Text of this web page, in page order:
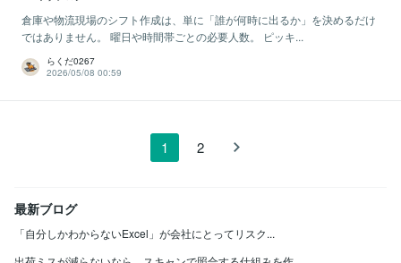
倉庫や物流現場のシフト作成は、単に「誰が何時に出るか」を決めるだけ
ではありません。 曜日や時間帯ごとの必要人数。 ピッキ...
らくだ0267
2026/05/08 00:59
1 2
最新ブログ
「自分しかわからないExcel」が会社にとってリスク...